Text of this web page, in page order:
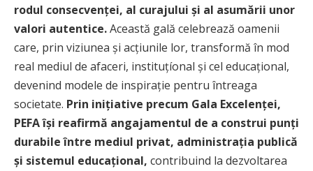
rodul consecvenței, al curajului și al asumării unor
valori autentice.Această gală celebrează oamenii
care, prin viziunea și acțiunile lor, transformă în mod
real mediul de afaceri, instituțíonal și cel educațional,
devenind modele de inspirație pentru întreaga
societate. Prin inițiative precum Gala Excelenței,
PEFA își reafirmă angajamentul de a construi punți
durabile între mediul privat, administrația publică
și sistemul educațional, contribuind la dezvoltarea